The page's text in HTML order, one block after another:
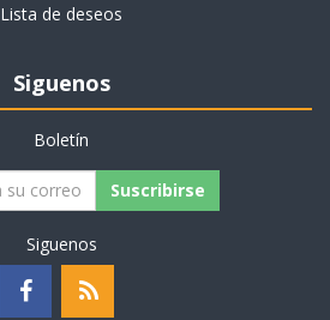
Lista de deseos
Siguenos
Boletín
Suscribirse
Siguenos